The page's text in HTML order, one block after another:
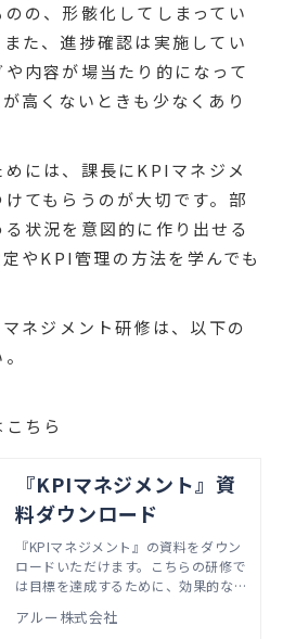
の、形骸化してしまってい
た、進捗確認は実施してい
内容が場当たり的になって
高くないときも少なくあり
には、課長にKPIマネジメ
てもらうのが大切です。部
状況を意図的に作り出せる
やKPI管理の方法を学んでも
ネジメント研修は、以下の
ちら
『KPIマネジメント』資
料ダウンロード
『KPIマネジメント』の資料をダウン
ロードいただけます。こちらの研修で
は目標を達成するために、効果的なK
資料では、実際の研修で扱うアジェン
アルー株式会社